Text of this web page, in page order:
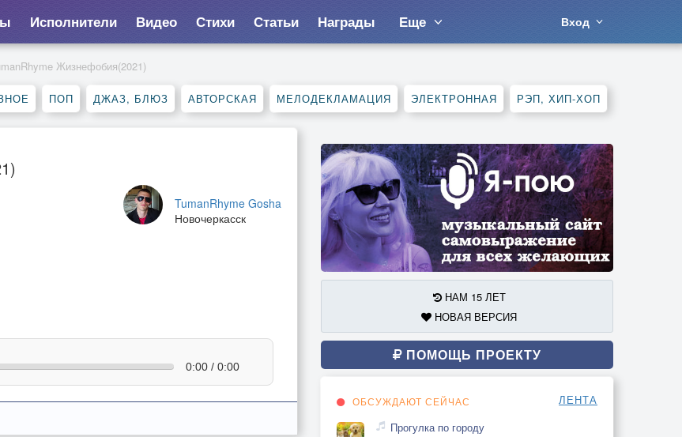
Исполнители Видео Стихи Статьи Награды Еще Вход
Жизнефобия(2021)
ПОП ДЖАЗ, БЛЮЗ АВТОРСКАЯ МЕЛОДЕКЛАМАЦИЯ ЭЛЕКТРОННАЯ РЭП, ХИП-ХОП
TumanRhyme Gosha
Новочеркасск
0:00 / 0:00
НАМ 15 ЛЕТ
НОВАЯ ВЕРСИЯ
ПОМОЩЬ ПРОЕКТУ
ОБСУЖДАЮТ СЕЙЧАС ЛЕНТА
Прогулка по городу